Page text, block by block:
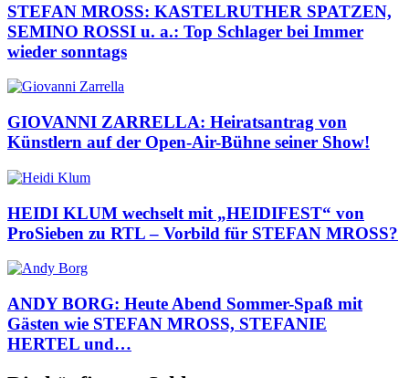
STEFAN MROSS: KASTELRUTHER SPATZEN,
SEMINO ROSSI u. a.: Top Schlager bei Immer
wieder sonntags
GIOVANNI ZARRELLA: Heiratsantrag von
Künstlern auf der Open-Air-Bühne seiner Show!
HEIDI KLUM wechselt mit „HEIDIFEST“ von
ProSieben zu RTL – Vorbild für STEFAN MROSS?
ANDY BORG: Heute Abend Sommer-Spaß mit
Gästen wie STEFAN MROSS, STEFANIE
HERTEL und…